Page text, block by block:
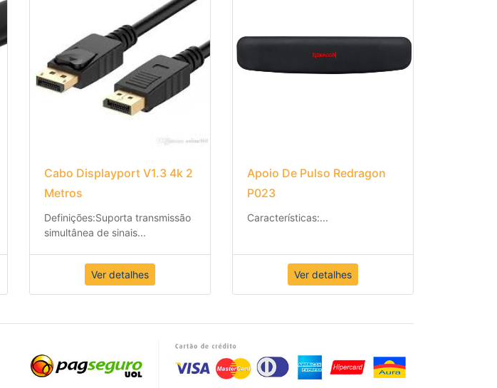
Cabo Displayport V1.3 4k 2
Metros
Definições:Suporta transmissão
simultânea de sinais...
Ver detalhes
Apoio De Pulso Redragon
P023
Características:...
Ver detalhes